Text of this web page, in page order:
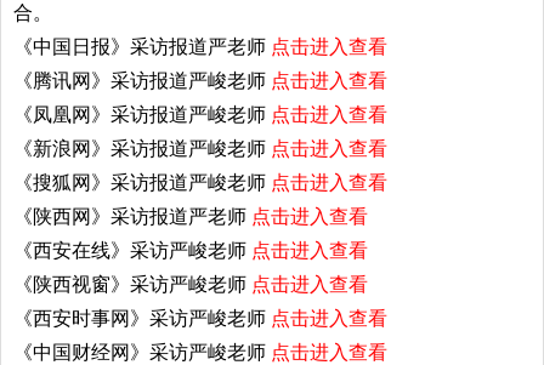
合。
《中国日报》采访报道严老师 点击进入查看
《腾讯网》采访报道严峻老师 点击进入查看
《凤凰网》采访报道严峻老师 点击进入查看
《新浪网》采访报道严峻老师 点击进入查看
《搜狐网》采访报道严峻老师 点击进入查看
《陕西网》采访报道严老师 点击进入查看
《西安在线》采访严峻老师 点击进入查看
《陕西视窗》采访严峻老师 点击进入查看
《西安时事网》采访严峻老师 点击进入查看
《中国财经网》采访严峻老师 点击进入查看